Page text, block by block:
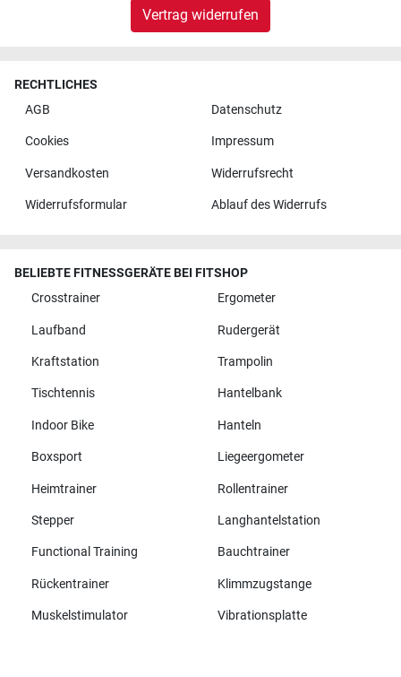
Vertrag widerrufen
RECHTLICHES
AGB
Datenschutz
Cookies Impressum
Versandkosten Widerrufsrecht
Widerrufsformular Ablauf des Widerrufs
BELIEBTE FITNESSGERÄTE BEI FITSHOP
Crosstrainer
Ergometer
Laufband Rudergerät
Kraftstation Trampolin
Tischtennis Hantelbank
Indoor Bike Hanteln
Boxsport Liegeergometer
Heimtrainer Rollentrainer
Stepper Langhantelstation
Functional Training Bauchtrainer
Rückentrainer Klimmzugstange
Muskelstimulator Vibrationsplatte